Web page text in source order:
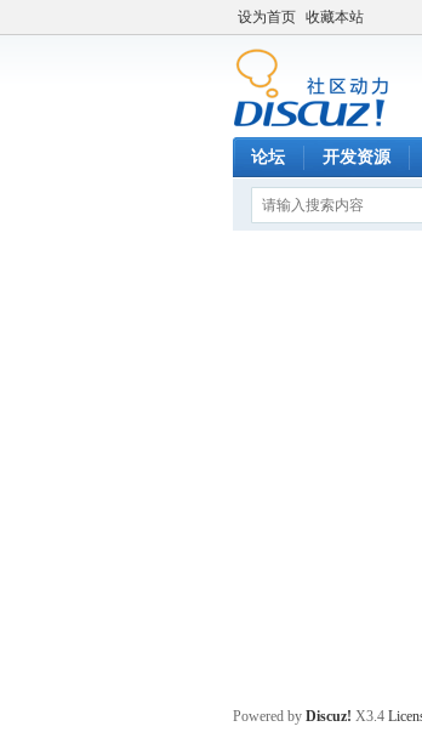
设为首页 收藏本站
论坛 开发资源
Powered by Discuz! X3.4